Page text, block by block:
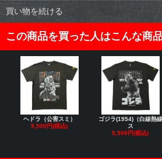
買い物を続ける
この商品を買った人はこんな商
ヘドラ（公害スミ）
5,500円(税込)
ゴジラ(1954)（白線熱線
ス
5,500円(税込)